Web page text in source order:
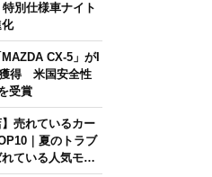
別仕様車ナイト
CX-5」がI
獲得 米国安全性
受賞
】売れているカー
｜夏のトラブ
ている人気モデ